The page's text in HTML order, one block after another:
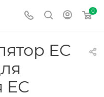
0
EC
ЕС